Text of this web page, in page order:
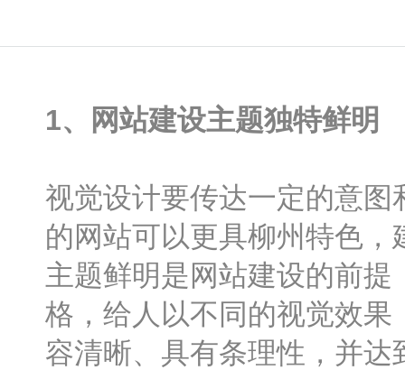
1、网站建设主题独特鲜明
视觉设计要传达一定的意
的网站可以更具柳州特色
主题鲜明是网站建设的前
格，给人以不同的视觉效
容清晰、具有条理性，并